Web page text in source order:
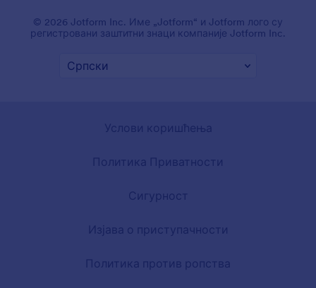
© 2026 Jotform Inc. Име „Jotform“ и Jotform лого су
регистровани заштитни знаци компаније Jotform Inc.
Услови коришћења
Политика Приватности
Сигурност
Изјава о приступачности
Политика против ропства